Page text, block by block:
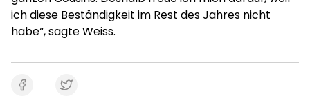
ich diese Beständigkeit im Rest des Jahres nicht
habe“, sagte Weiss.